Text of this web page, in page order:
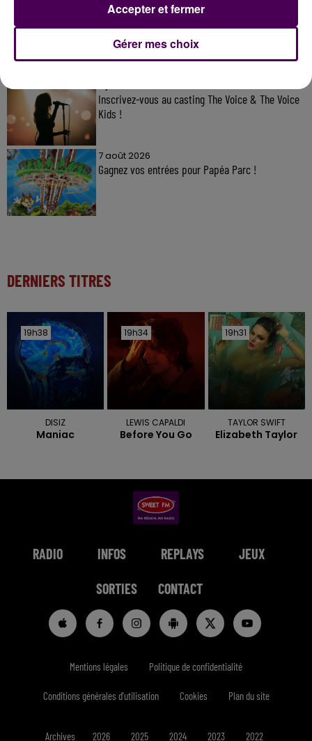
7 août 2026
Gagnez vos pass pour le V and B Fest' 2026 !
Inscrivez-vous au casting The Voice & The Voice
Kids !
7 août 2026
Gagnez vos entrées pour Papéa Parc !
DERNIERS TITRES
19h38
19h38
DISIZ
Maniac
19h34
19h34
LEWIS CAPALDI
Before You Go
19h31
19h31
TAYLOR SWIFT
Elizabeth Taylor
RADIO INFOS REPLAYS JEUX
SORTIES CONTACT
Mentions légales Politique de confidentialité
Conditions générales d'utilisation Cookies Plan du site
Archives 2026 2025 2024 2023 2022
Gérer mes choix
Accepter et fermer